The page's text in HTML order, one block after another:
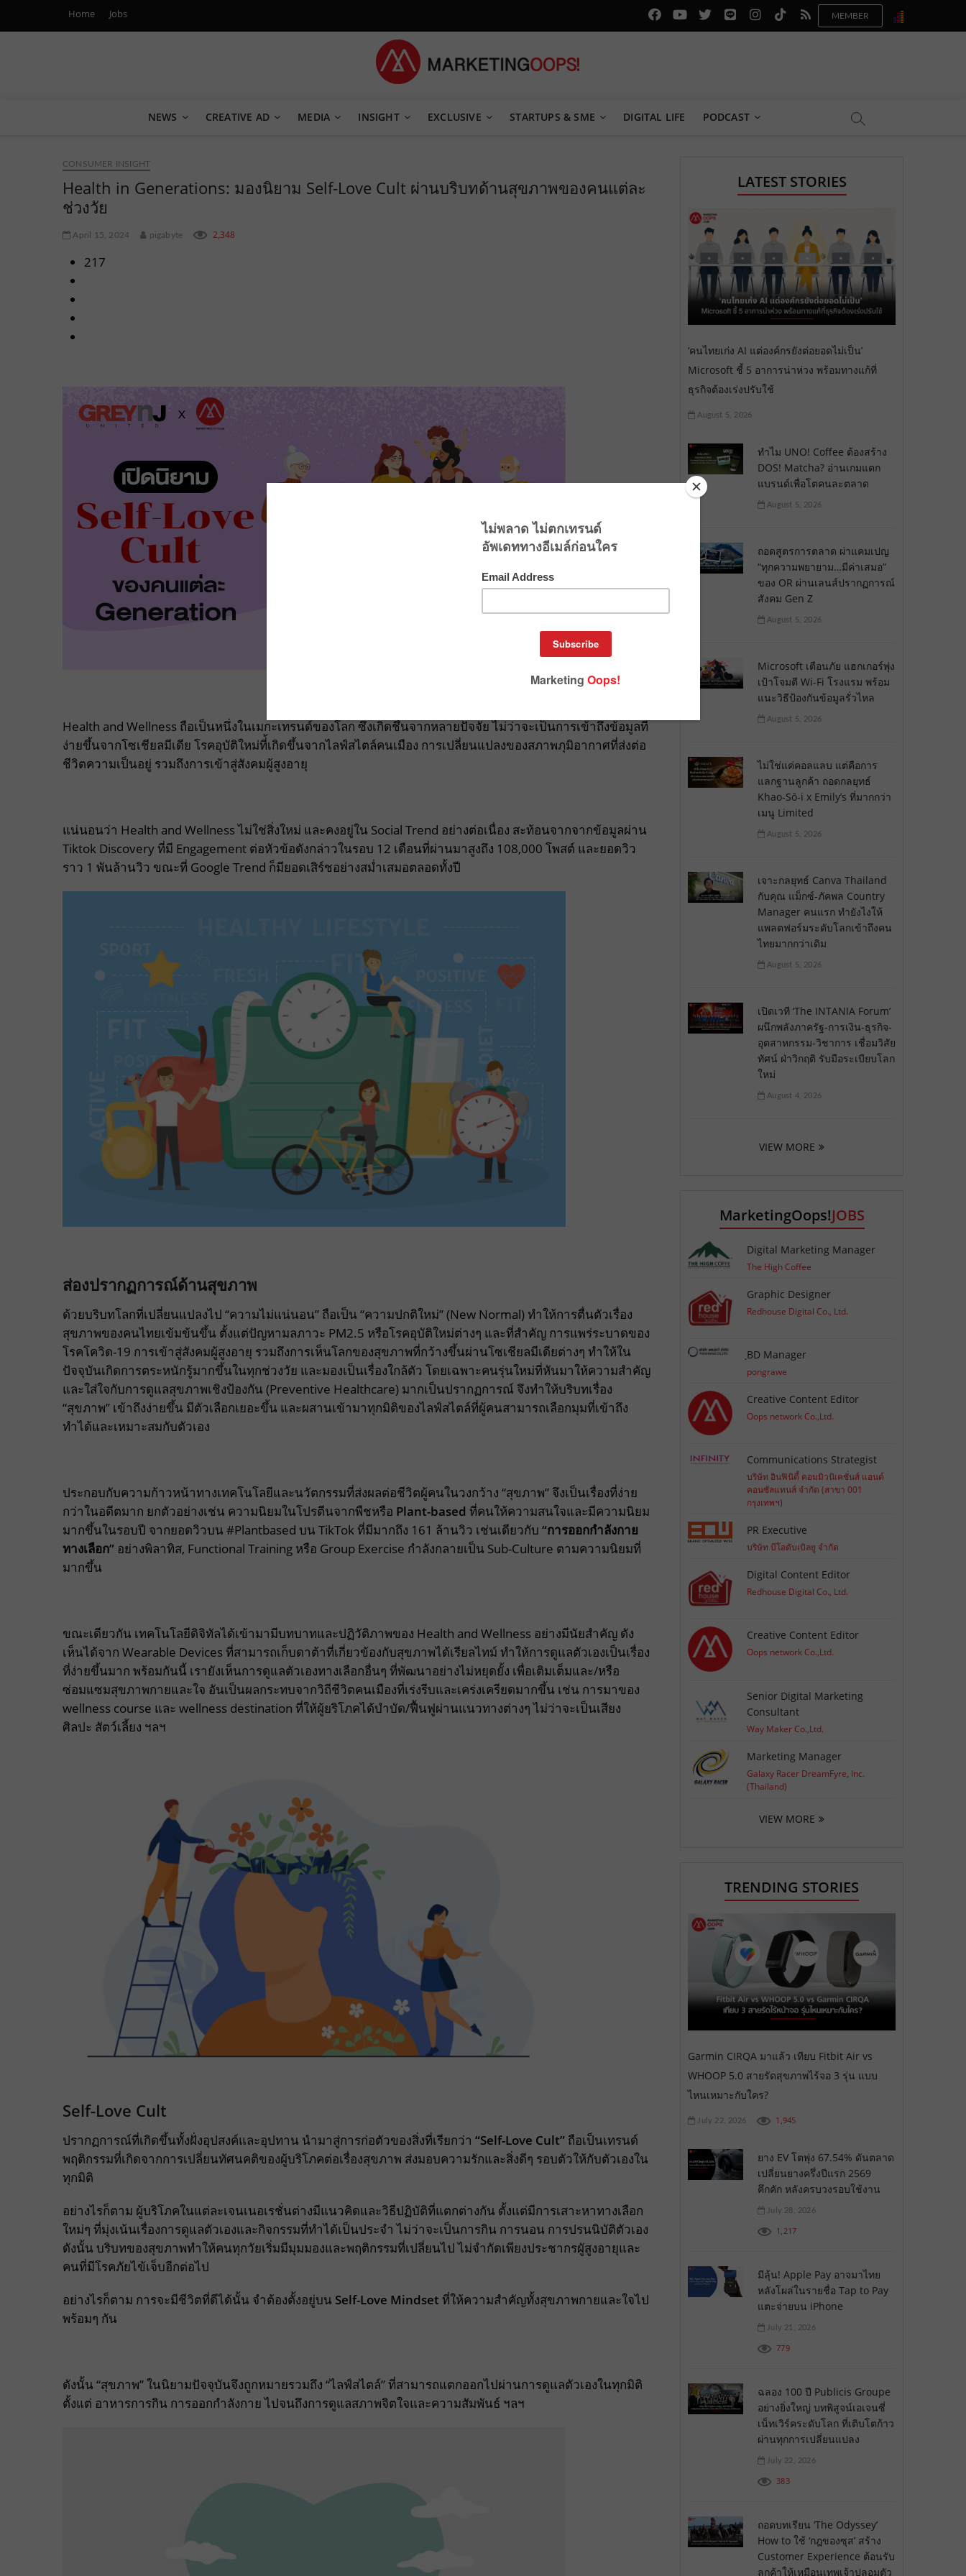
Home Jobs
f
b
y
c
m
x
m
l
.
i
a
c
o
m
t
c
m
r
Marketing Oops!
NEWS CREATIVE AD MEDIA INSIGHT EXCLUSIVE STARTUPS & SME DIGITAL LIFE PODCAST
CONSUMER INSIGHT
Health in Generations: มองนิยาม Self-Love Cult ผ่านบริบทด้านสุขภาพของคนแต่ละ
ช่วงวัย
April 15, 2024 pigabyte 2,348
217
Health and Wellness ถือเป็นหนึ่งในเมกะเทรนด์ของโลก ซึ่งเกิดชึ้นจากหลายปัจจัย ไม่ว่าจะเป็นการเข้าถึงข้อมูลที่
ง่ายขึ้นจากโซเชียลมีเดีย โรคอุบัติใหม่ที่้เกิดขึ้นจากไลฟ์สไตล์คนเมือง การเปลี่ยนแปลงของสภาพภุมิอากาศที่ส่งต่อ
ชีวิตความเป็นอยู่ รวมถึงการเข้าสู่สังคมผู้สูงอายุ
แน่นอนว่า Health and Wellness ไม่ใช่สิ่งใหม่ และคงอยู่ใน Social Trend อย่างต่อเนื่อง สะท้อนจากจากข้อมูลผ่าน
Tiktok Discovery ที่มี Engagement ต่อหัวข้อดังกล่าวในรอบ 12 เดือนที่ผ่านมาสูงถึง 108,000 โพสต์ และยอดวิว
ราว 1 พันล้านวิว ขณะที่ Google Trend ก็มียอดเสิร์ชอย่างสม่ำเสมอตลอดทั้งปี
ส่องปรากฏการณ์ด้านสุขภาพ
ด้วยบริบทโลกที่เปลี่ยนแปลงไป “ความไม่แน่นอน” ถือเป็น “ความปกติใหม่” (New Normal) ทำให้การตื่นตัวเรื่อง
สุขภาพของคนไทยเข้มข้นขึ้น ตั้งแต่ปัญหามลภาวะ PM2.5 หรือโรคอุบัติใหม่ต่างๆ และที่สำคัญ การแพร่ระบาดของ
โรคโควิด-19 การเข้าสู่สังคมผู้สูงอายุ รวมถึงการเห็นโลกของสุขภาพที่กว้างขึ้นผ่านโซเชียลมีเดียต่างๆ ทำให้ใน
ปัจจุบันเกิดการตระหนักรู้มากขึ้นในทุกช่วงวัย และมองเป็นเรื่องใกล้ตัว โดยเฉพาะคนรุ่นใหม่ที่หันมาให้ความสำคัญ
และใส่ใจกับการดูแลสุขภาพเชิงป้องกัน (Preventive Healthcare) มากเป็นปรากฏการณ์ จึงทำให้บริบทเรื่อง
“สุขภาพ” เข้าถึงง่ายขึ้น มีตัวเลือกเยอะขึ้น และผสานเข้ามาทุกมิติของไลฟ์สไตล์ที่ผู้คนสามารถเลือกมุมที่เข้าถึง
ทำได้และเหมาะสมกับตัวเอง
ประกอบกับความก้าวหน้าทางเทคโนโลยีและนวัตกรรมที่ส่งผลต่อชีวิตผู้คนในวงกว้าง “สุขภาพ” จึงเป็นเรื่องที่ง่าย
กว่าในอดีตมาก ยกตัวอย่างเช่น ความนิยมในโปรตีนจากพืชหรือ Plant-based ที่คนให้ความสนใจและมีความนิยม
มากขึ้นในรอบปี จากยอดวิวบน #Plantbased บน TikTok ที่มีมากถึง 161 ล้านวิว เช่นเดียวกับ “การออกกำลังกาย
ทางเลือก” อย่างพิลาทิส, Functional Training หรือ Group Exercise กำลังกลายเป็น Sub-Culture ตามความนิยมที่
มากขึ้น
ขณะเดียวกัน เทคโนโลยีดิจิทัลได้เข้ามามีบทบาทและปฏิวัติภาพของ Health and Wellness อย่างมีนัยสำคัญ ดัง
เห็นได้จาก Wearable Devices ที่สามารถเก็บดาต้าที่เกี่ยวข้องกับสุขภาพได้เรียลไทม์ ทำให้การดูแลตัวเองเป็นเรื่อง
ที่ง่ายขึ้นมาก พร้อมกันนี้ เรายังเห็นการดูแลตัวเองทางเลือกอื่นๆ ที่พัฒนาอย่างไม่หยุดยั้ง เพื่อเติมเต็มและ/หรือ
ซ่อมแซมสุขภาพกายและใจ อันเป็นผลกระทบจากวิถีชีวิตคนเมืองที่เร่งรีบและเคร่งเครียดมากขึ้น เช่น การมาของ
wellness course และ wellness destination ที่ให้ผู้ยริโภคได้บำบัด/ฟื้นฟูผ่านแนวทางต่างๆ ไม่ว่าจะเป็นเสียง
ศิลปะ สัตว์เลี้ยง ฯลฯ
Self-Love Cult
ปรากฏการณ์ที่เกิดขึ้นทั้งฝั่งอุปสงค์และอุปทาน นำมาสู่การก่อตัวของสิ่งที่เรียกว่า “Self-Love Cult” ถือเป็นเทรนด์
พฤติกรรมที่เกิดจากการเปลี่ยนทัศนคติของผู้บริโภคต่อเรื่องสุขภาพ ส่งมอบความรักและสิ่งดีๆ รอบตัวให้กับตัวเองใน
ทุกมิติ
อย่างไรก็ตาม ผู้บริโภคในแต่ละเจนเนอเรชั่นต่างมีแนวคิดและวิธีปฏิบัติที่แตกต่างกัน ตั้งแต่มีการเสาะหาทางเลือก
ใหม่ๆ ที่มุ่งเน้นเรื่องการดูแลตัวเองและกิจกรรมที่ทำได้เป็นประจำ ไม่ว่าจะเป็นการกิน การนอน การปรนนิบัติตัวเอง
ดังนั้น บริบทของสุขภาพทำให้คนทุกวัยเริ่มมีมุมมองและพฤติกรรมที่เปลี่ยนไป ไม่จำกัดเพียงประชากรผูัสูงอายุและ
คนที่มีโรคภัยไข้เจ็บอีกต่อไป
อย่างไรก็ตาม การจะมีชีวิตที่ดีได้นั้น จำต้องตั้งอยู่บน Self-Love Mindset ที่ให้ความสำคัญทั้งสุขภาพกายและใจไป
พร้อมๆ กัน
ดังนั้น “สุขภาพ” ในนิยามปัจจุบันจึงถูกหมายรวมถึง “ไลฟ์สไตล์” ที่สามารถแตกออกไปผ่านการดูแลตัวเองในทุกมิติ
ตั้งแต่ อาหารการกิน การออกกำลังกาย ไปจนถึงการดูแลสภาพจิตใจและความสัมพันธ์ ฯลฯ
LATEST STORIES
‘คนไทยเก่ง AI แต่องค์กรยังต่อยอดไม่เป็น’
Microsoft ชี้ 5 อาการน่าห่วง พร้อมทางแก้ที่
ธุรกิจต้องเร่งปรับใช้
August 5, 2026
ทำไม UNO! Coffee ต้องสร้าง
DOS! Matcha? อ่านเกมแตก
แบรนด์เพื่อโตคนละตลาด
August 5, 2026
ถอดสูตรการตลาด ผ่าแคมเปญ
“ทุกความพยายาม…มีค่าเสมอ”
ของ OR ผ่านเลนส์ปรากฏการณ์
สังคม Gen Z
August 5, 2026
Microsoft เตือนภัย แฮกเกอร์พุ่ง
เป้าโจมตี Wi-Fi โรงแรม พร้อม
แนะวิธีป้องกันข้อมูลรั่วไหล
August 5, 2026
ไม่ใช่แค่คอลแลบ แต่คือการ
แลกฐานลูกค้า ถอดกลยุทธ์
Khao-Sō-i x Emily’s ที่มากกว่า
เมนู Limited
August 5, 2026
เจาะกลยุทธ์ Canva Thailand
กับคุณ แม็กซ์-ภัคพล Country
Manager คนแรก ทำยังไงให้
แพลตฟอร์มระดับโลกเข้าถึงคน
ไทยมากกว่าเดิม
August 5, 2026
เปิดเวที ‘The INTANIA Forum’
ผนึกพลังภาครัฐ-การเงิน-ธุรกิจ-
อุตสาหกรรม-วิชาการ เชื่อมวิสัย
ทัศน์ ฝ่าวิกฤติ รับมือระเบียบโลก
ใหม่
August 4, 2026
VIEW MORE
MarketingOops!JOBS
Digital Marketing Manager
The High Coffee
Graphic Designer
Redhouse Digital Co., Ltd.
ฺBD Manager
pongrawe
Creative Content Editor
Oops network Co.,Ltd.
Communications Strategist
บริษัท อินฟินิตี้ คอมมิวนิเคชั่นส์ แอนด์
คอนซัลแทนส์ จำกัด (สาขา 001
กรุงเทพฯ)
PR Executive
บริษัท บีโอดับเบิลยู จำกัด
Digital Content Editor
Redhouse Digital Co., Ltd.
Creative Content Editor
Oops network Co.,Ltd.
Senior Digital Marketing
Consultant
Way Maker Co.,Ltd.
Marketing Manager
Galaxy Racer DreamFyre, Inc.
(Thailand)
VIEW MORE
TRENDING STORIES
Garmin CIRQA มาแล้ว เทียบ Fitbit Air vs
WHOOP 5.0 สายรัดสุขภาพไร้จอ 3 รุ่น แบบ
ไหนเหมาะกับใคร?
July 22, 2026 1,945
ยาง EV โตพุ่ง 67.54% ดันตลาด
เปลี่ยนยางครึ่งปีแรก 2569
คึกคัก หลังครบวงรอบใช้งาน
July 28, 2026
1,217
มีลุ้น! Apple Pay อาจมาไทย
หลังโผล่ในรายชื่อ Tap to Pay
แตะจ่ายบน iPhone
July 21, 2026
779
ฉลอง 100 ปี Publicis Groupe
อย่างยิ่งใหญ่ บทพิสูจน์เอเจนซี่
เน็ทเวิร์คระดับโลก ที่เติบโตก้าว
ผ่านทุกการเปลี่ยนแปลง
July 22, 2026
383
ถอดบทเรียน ‘The Odyssey’
How to ใช้ ‘กฎของซุส’ สร้าง
Customer Experience ต้อนรับ
ลูกค้าให้เหมือนเทพเจ้าปลอมตัว